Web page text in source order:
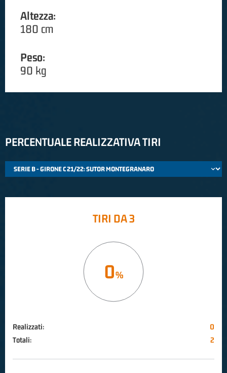
Altezza:
180 cm
Peso:
90 kg
PERCENTUALE REALIZZATIVA TIRI
TIRI DA 3
0
Realizzati:
0
Totali:
2